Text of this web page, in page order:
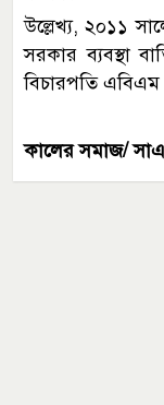
উল্লেখ্য, ২০১১
সরকার ব্যবস্থা
বিচারপতি
কালের সমাজ/ সাএ